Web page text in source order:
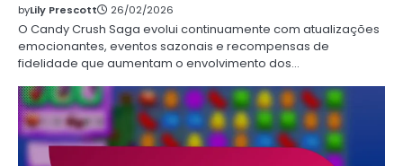
byLily Prescott 26/02/2026
O Candy Crush Saga evolui continuamente com atualizações
emocionantes, eventos sazonais e recompensas de
fidelidade que aumentam o envolvimento dos…